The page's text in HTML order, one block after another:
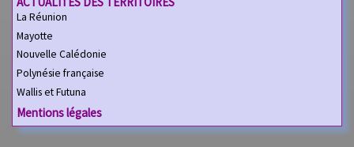
La Réunion
Mayotte
Nouvelle Calédonie
Polynésie française
Wallis et Futuna
Mentions légales